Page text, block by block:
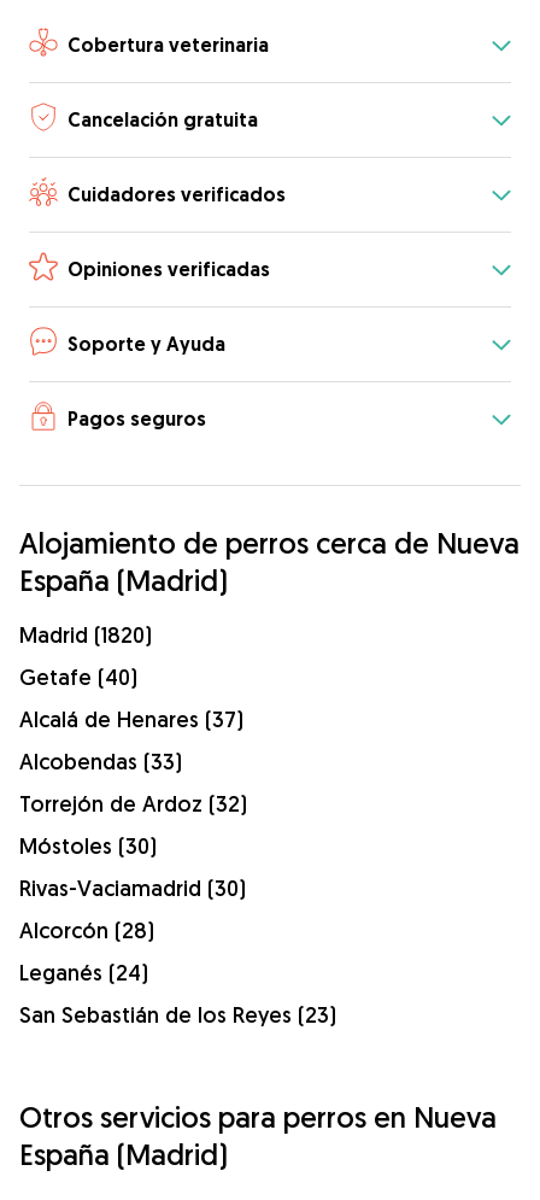
Cobertura veterinaria
Cancelación gratuita
Cuidadores verificados
Opiniones verificadas
Soporte y Ayuda
Pagos seguros
Alojamiento de perros cerca de Nueva
España (Madrid)
Madrid (1820)
Getafe (40)
Alcalá de Henares (37)
Alcobendas (33)
Torrejón de Ardoz (32)
Móstoles (30)
Rivas-Vaciamadrid (30)
Alcorcón (28)
Leganés (24)
San Sebastián de los Reyes (23)
Otros servicios para perros en Nueva
España (Madrid)